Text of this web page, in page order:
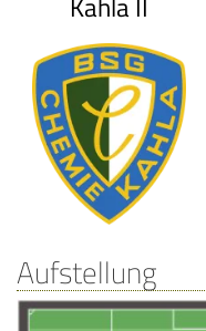
Aufstellung